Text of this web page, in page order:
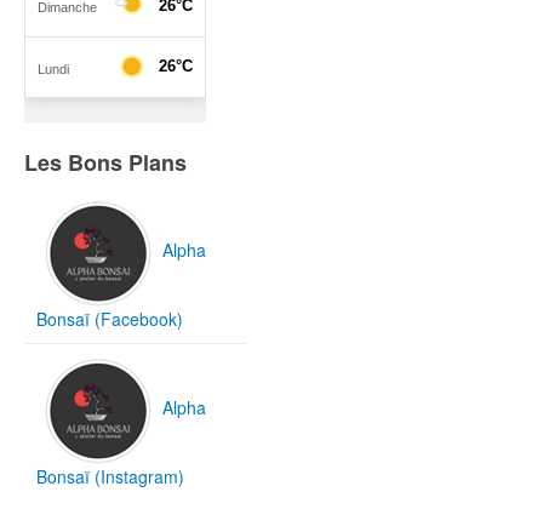
Les Bons Plans
Alpha
Bonsaï (Facebook)
Alpha
Bonsaï (Instagram)